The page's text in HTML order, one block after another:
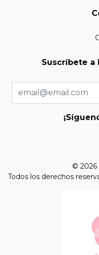
Suscríbete a
© 2026
Todos los derechos